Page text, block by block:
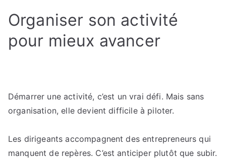
:
Organiser son activité
pour mieux avancer
Démarrer une activité, c’est un vrai défi. Mais sans
organisation, elle devient difficile à piloter.
Les dirigeants accompagnent des entrepreneurs qui
manquent de repères. C’est anticiper plutôt que subir.